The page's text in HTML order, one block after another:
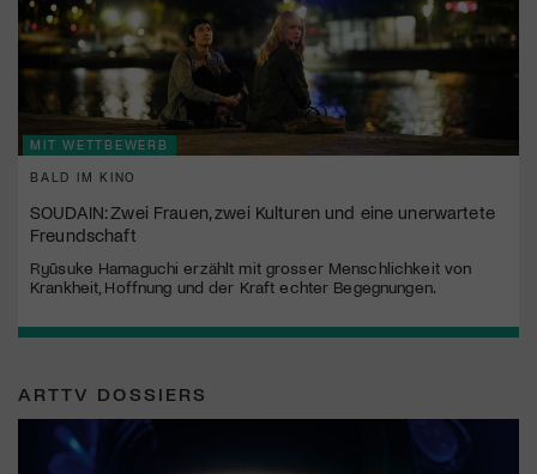
MIT WETTBEWERB
BALD IM KINO
SOUDAIN: Zwei Frauen, zwei Kulturen und eine unerwartete
Freundschaft
Ryūsuke Hamaguchi erzählt mit grosser Menschlichkeit von
Krankheit, Hoffnung und der Kraft echter Begegnungen.
ARTTV DOSSIERS